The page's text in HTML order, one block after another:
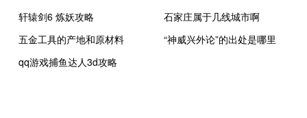
轩辕剑6 炼妖攻略
石家庄属于几线城市啊
五金工具的产地和原材料
“神威兴外论”的出处是哪里
qq游戏捕鱼达人3d攻略